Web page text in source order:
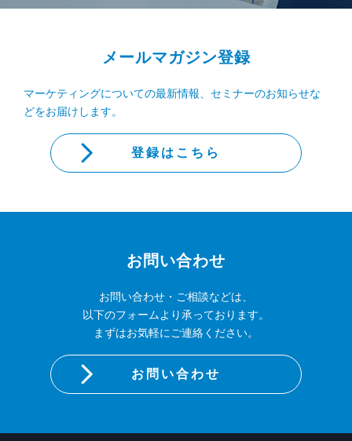
メールマガジン登録
マーケティングについての最新情報、セミナーのお知らせな
どをお届けします。
登録はこちら
お問い合わせ
お問い合わせ・ご相談などは、
以下のフォームより承っております。
まずはお気軽にご連絡ください。
お問い合わせ